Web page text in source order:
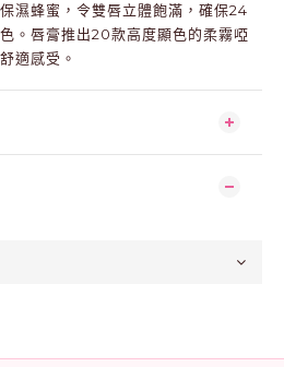
濕蜂蜜，令雙唇立體飽滿，確保24
。唇膏推出20款高度顯色的柔霧啞
適感受。